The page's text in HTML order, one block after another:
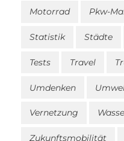
Motorrad Pkw-
Statistik Städte
Tests Travel
Umdenken
Vernetzung
Zukunftsmobilität